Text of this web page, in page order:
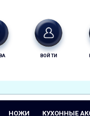
ВОЙТИ
НОЖИ КУХОННЫЕ